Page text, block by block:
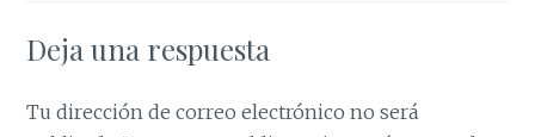
Deja una respuesta
Tu dirección de correo electrónico no será